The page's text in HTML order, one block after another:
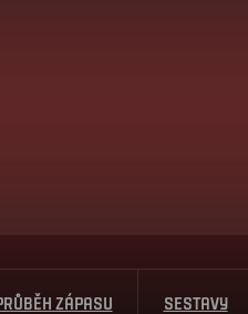
ZÁPASU SESTAVY